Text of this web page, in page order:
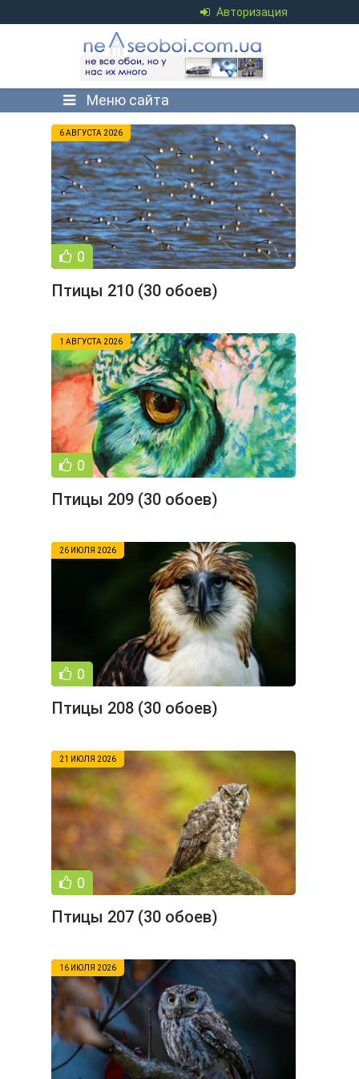
Авторизация
Меню сайта
6 АВГУСТА 2026
0
Птицы 210 (30 обоев)
1 АВГУСТА 2026
0
Птицы 209 (30 обоев)
26 ИЮЛЯ 2026
0
Птицы 208 (30 обоев)
21 ИЮЛЯ 2026
0
Птицы 207 (30 обоев)
16 ИЮЛЯ 2026